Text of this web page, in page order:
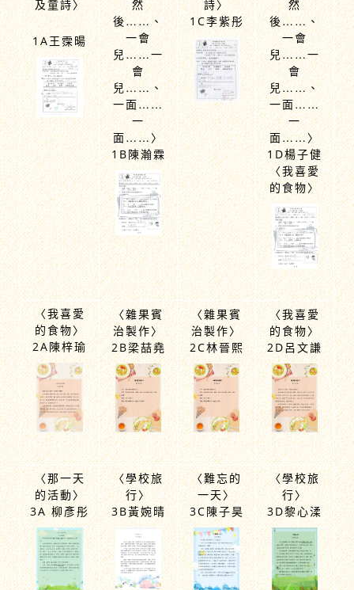
寫作 〈實
用文(賀卡)
及童詩〉
1A王霂暘
〈句式：
首先……
然
後……、
一會
兒……一
會
兒……、
一面……
一
面……〉
1B陳瀚霖
〈實用文
(賀卡)及童
詩〉
1C李紫彤
〈句式：
首先……
然
後……、
一會
兒……一
會
兒……、
一面……
一
面……〉
1D楊子健
〈我喜愛
的食物〉
〈我喜愛
的食物〉
2A陳梓瑜
〈雜果賓
治製作〉
2B梁喆堯
〈雜果賓
治製作〉
2C林晉熙
〈我喜愛
的食物〉
2D呂文謙
〈那一天
的活動〉
3A 柳彥彤
〈學校旅
行〉
3B黃婉晴
〈難忘的
一天〉
3C陳子昊
〈學校旅
行〉
3D黎心渘